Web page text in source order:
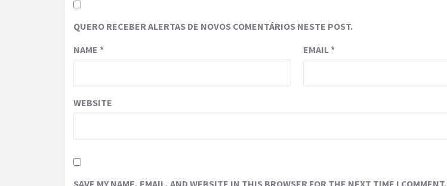
QUERO RECEBER ALERTAS DE NOVOS COMENTÁRIOS NESTE POST.
NAME * EMAIL*
WEBSITE
SAVE MY NAME, EMAIL, AND WEBSITE IN THIS BROWSER FOR THE NEXT TIME I COMMENT.